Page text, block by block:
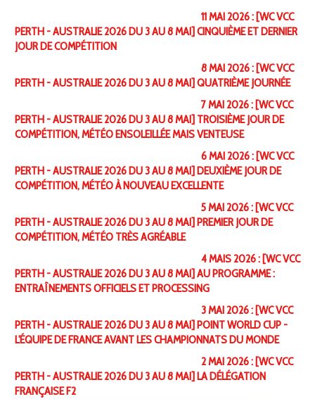
11 MAI 2026 : [WC VCC
PERTH - AUSTRALIE 2026 DU 3 AU 8 MAI] CINQUIÈME ET DERNIER
JOUR DE COMPÉTITION
8 MAI 2026 : [WC VCC
PERTH - AUSTRALIE 2026 DU 3 AU 8 MAI] QUATRIÈME JOURNÉE
7 MAI 2026 : [WC VCC
PERTH - AUSTRALIE 2026 DU 3 AU 8 MAI] TROISIÈME JOUR DE
COMPÉTITION, MÉTÉO ENSOLEILLÉE MAIS VENTEUSE
6 MAI 2026 : [WC VCC
PERTH - AUSTRALIE 2026 DU 3 AU 8 MAI] DEUXIÈME JOUR DE
COMPÉTITION, MÉTÉO À NOUVEAU EXCELLENTE
5 MAI 2026 : [WC VCC
PERTH - AUSTRALIE 2026 DU 3 AU 8 MAI] PREMIER JOUR DE
COMPÉTITION, MÉTÉO TRÈS AGRÉABLE
4 MAIS 2026 : [WC VCC
PERTH - AUSTRALIE 2026 DU 3 AU 8 MAI] AU PROGRAMME :
ENTRAÎNEMENTS OFFICIELS ET PROCESSING
3 MAI 2026 : [WC VCC
PERTH - AUSTRALIE 2026 DU 3 AU 8 MAI] POINT WORLD CUP -
L'ÉQUIPE DE FRANCE AVANT LES CHAMPIONNATS DU MONDE
2 MAI 2026 : [WC VCC
PERTH - AUSTRALIE 2026 DU 3 AU 8 MAI] LA DÉLÉGATION
FRANÇAISE F2